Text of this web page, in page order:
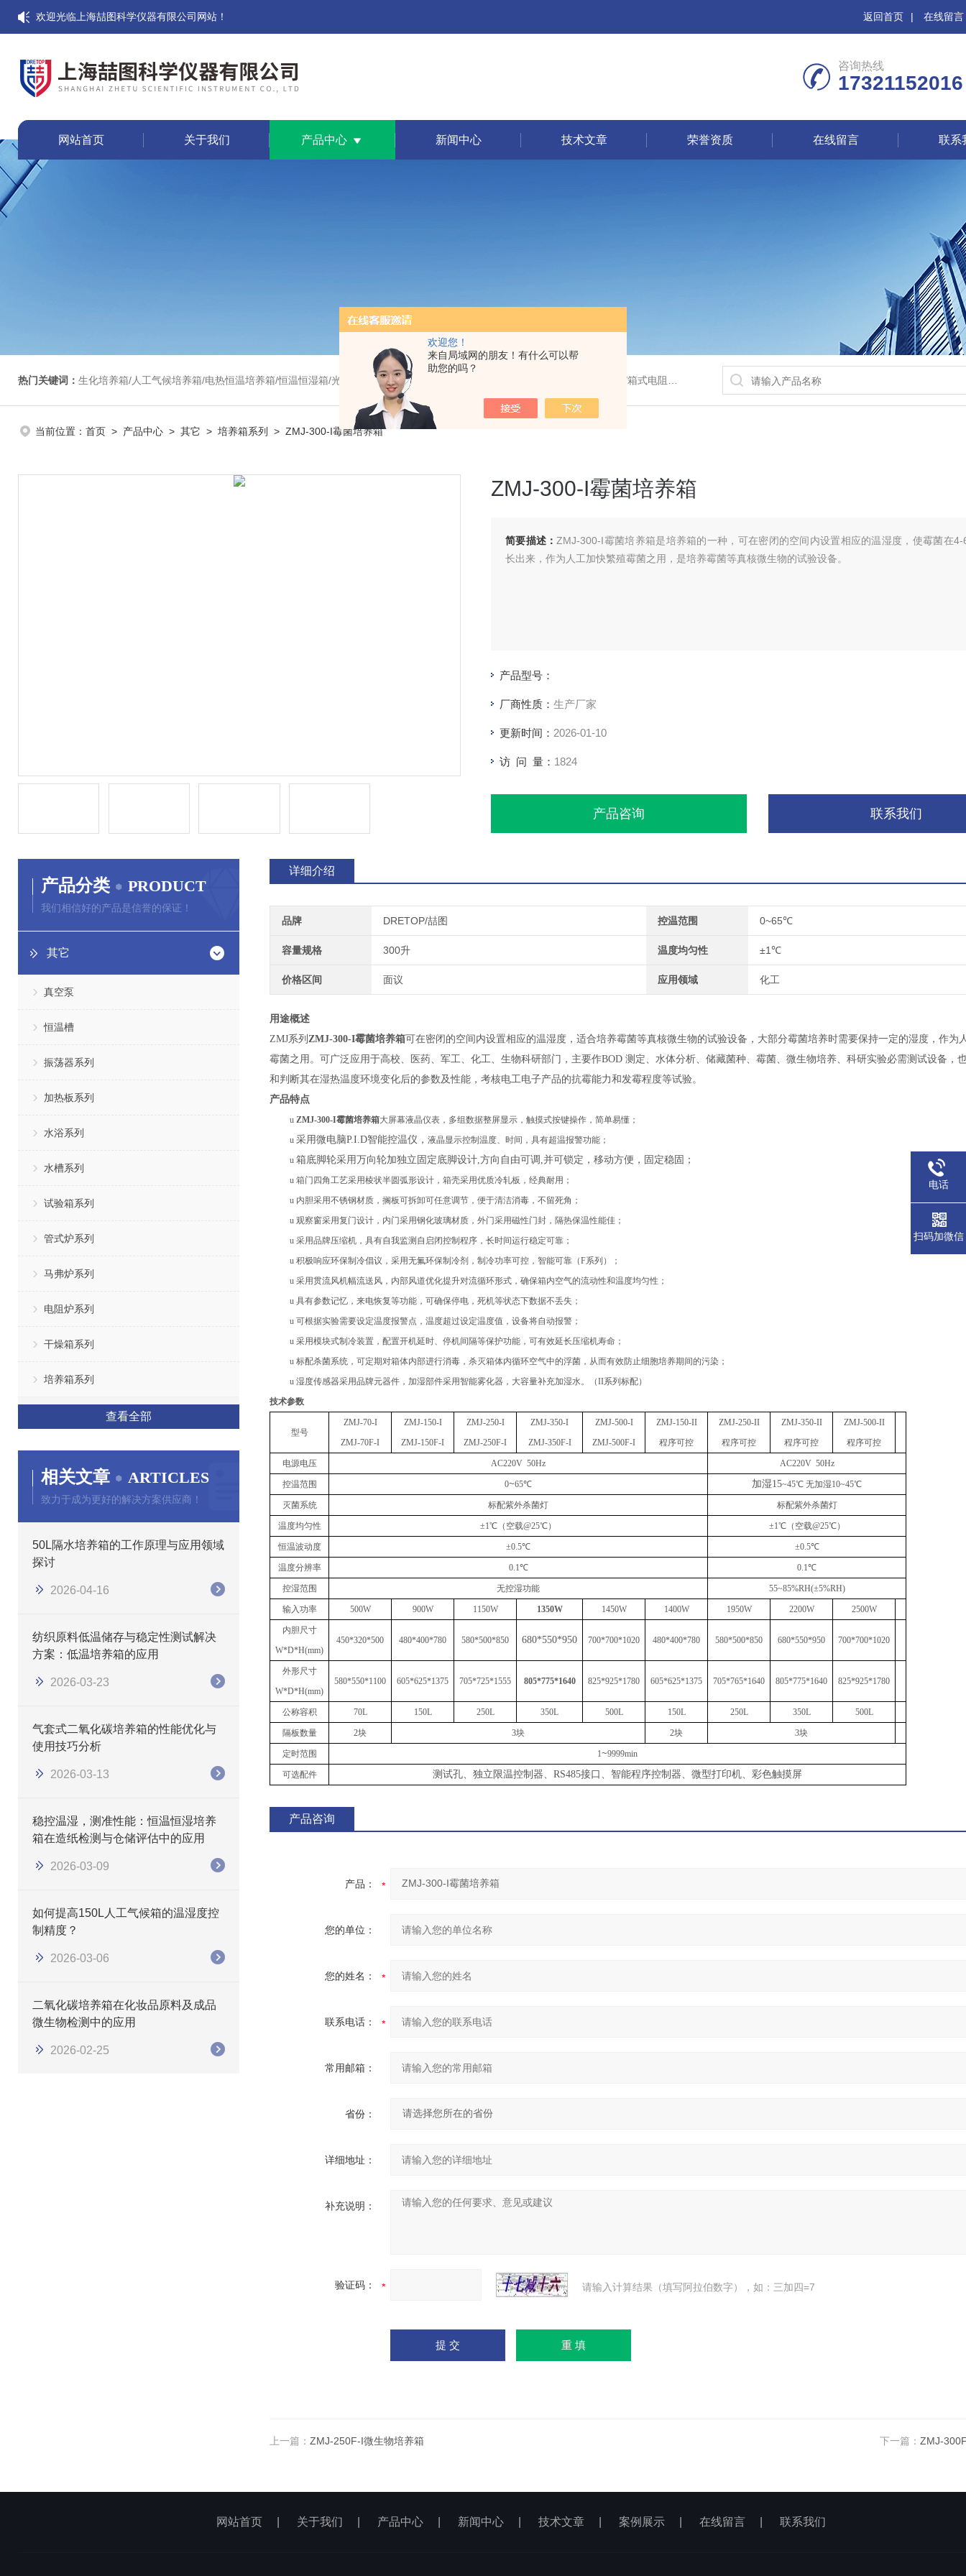
欢迎您！
来自局域网的朋友！有什么可以帮
助您的吗？
欢迎光临上海喆图科学仪器有限公司网站！ 返回首页 | 在线留言
咨询热线
17321152016
网站首页 关于我们 产品中心 新闻中心 技术文章 荣誉资质 在线留言 联系
热门关键词： 生化培养箱/人工气候培养箱/电热恒温培养箱/恒温恒湿箱/光照培养箱/二氧化碳培养箱等/恒温干燥箱/真空干燥箱/高温烘箱等/箱式电阻炉/陶瓷纤维马弗炉/高温马弗炉/管式炉/气氛炉/试验箱/摇床/振荡器/水槽/水浴锅等
当前位置： 首页 > 产品中心 > 其它 > 培养箱系列 > ZMJ-300-I霉菌培养箱
ZMJ-300-I霉菌培养箱
简要描述： ZMJ-300-I霉菌培养箱是培养箱的一种，可在密闭的空间内设置相应的温湿度，使霉菌在4-
长出来，作为人工加快繁殖霉菌之用，是培养霉菌等真核微生物的试验设备。
产品型号：
厂商性质： 生产厂家
更新时间： 2026-01-10
访 问 量： 1824
产品咨询 联系我们
产品分类 PRODUCT
我们相信好的产品是信誉的保证！
其它
真空泵
恒温槽
振荡器系列
加热板系列
水浴系列
水槽系列
试验箱系列
管式炉系列
马弗炉系列
电阻炉系列
干燥箱系列
培养箱系列
查看全部
相关文章 ARTICLES
致力于成为更好的解决方案供应商！
50L隔水培养箱的工作原理与应用领域
探讨
2026-04-16
纺织原料低温储存与稳定性测试解决
方案：低温培养箱的应用
2026-03-23
气套式二氧化碳培养箱的性能优化与
使用技巧分析
2026-03-13
稳控温湿，测准性能：恒温恒湿培养
箱在造纸检测与仓储评估中的应用
2026-03-09
如何提高150L人工气候箱的温湿度控
制精度？
2026-03-06
二氧化碳培养箱在化妆品原料及成品
微生物检测中的应用
2026-02-25
详细介绍
品牌 DRETOP/喆图 控温范围 0~65℃
容量规格 300升 温度均匀性 ±1℃
价格区间 面议 应用领域 化工
用途概述
ZMJ系列 ZMJ-300-I霉菌培养箱可在密闭的空间内设置相应的温湿度，适合培养霉菌等真核微生物的试验设备，大部分霉菌培养时需要保持一定的湿度，作为
霉菌之用。可广泛应用于高校、医药、军工、化工、生物科研部门，主要作BOD 测定、水体分析、储藏菌种、霉菌、微生物培养、科研实验必需测试设备，
和判断其在湿热温度环境变化后的参数及性能，考核电工电子产品的抗霉能力和发霉程度等试验。
产品特点
u ZMJ-300-I霉菌培养箱大屏幕液晶仪表，多组数据整屏显示， 触摸式按键操作，简单易懂；
u 采用微电脑P.I.D智能控温仪， 液晶显示控制温度、 时间 ，具有超温报警功能；
u 箱底脚轮采用万向轮加独立固定底脚设计,方向自由可调,并可锁定，移动方便，固定稳固；
u 箱门 四角工艺采用棱状半圆弧形设计 ， 箱壳采用优质冷轧板， 经典耐用 ；
u 内胆采用不锈钢材质 ， 搁板可拆卸可任意调节 ， 便于清洁消毒 ， 不留死角 ；
u 观察窗采用复门设计，内门采用钢化玻璃材质，外门采用磁性门封，隔热保温性能佳；
u 采用品牌压缩机，具有自我监测自启闭控制程序，长时间运行稳定可靠；
u 积极响应环保制冷倡议，采用无氟环保制冷剂，制冷功率可控，智能可靠 （F系列）
；
u 采用贯流风机幅流送风，内部风道优化提升对流循环形式，确保箱内空气的流动性和温度均匀性；
u 具有参数记忆，来电恢复等功能 ， 可确保停电，死机等状态下数据不丢失 ；
u 可根据实验需要设定温度报警点，温度超过设定温度值 ， 设备将自动报警；
u 采用模块式制冷装置，配置开机延时、停机间隔等保护功能，可有效延长压缩机寿命；
u 标配杀菌系统，可定期对箱体内部进行消毒，杀灭箱体内循环空气中的浮菌，从而有效防止细胞培养期间的污染；
u 湿度传感器采用品牌元器件，加湿部件采用智能雾化器，大容量补充加湿水。 （II系列标配）
技术参数
型号
ZMJ-70-I
ZMJ-70F-I
ZMJ-150-I
ZMJ-150F-I
ZMJ-250-I
ZMJ-250F-I
ZMJ-350-I
ZMJ-350F-I
ZMJ-500-I
ZMJ-500F-I
ZMJ-150-II
程序可控
ZMJ-250-II
程序可控
ZMJ-350-II
程序可控
ZMJ-500-II
程序可控
电源电压 AC220V 50Hz AC220V 50Hz
控温范围 0~65℃ 加湿15~45℃ 无加湿10~45℃
灭菌系统 标配紫外杀菌灯 标配紫外杀菌灯
温度均匀性 ±1℃ （ 空载@25℃） ±1℃（ 空载@25℃）
恒温波动度 ±0.5℃ ±0.5℃
温度分辨率 0.1℃ 0.1℃
控湿范围 无控湿功能 55~85%RH(±5%RH)
输入功率 500W 900W 1150W 1350W 1450W 1400W 1950W 2200W 2500W
内胆尺寸
W*D*H(mm)
450*320*500 480*400*780 580*500*850 680*550*950 700*700*1020 480*400*780 580*500*850 680*550*950 700*700*1020
外形尺寸
W*D*H(mm)
580*550*1100 605*625*1375 705*725*1555 805*775*1640 825*925*1780 605*625*1375 705*765*1640 805*775*1640 825*925*1780
公称容积 70L 150L 250L 350L 500L 150L 250L 350L 500L
隔板数量 2块 3块 2块 3块
定时范围 1~9999min
可选配件 测试孔、独立限温控制器、 RS485接口、智能程序控制器、微型打印机、彩色触摸屏
产品咨询
产品：
您的单位：
您的姓名：
联系电话：
常用邮箱：
省份：
详细地址：
补充说明：
验证码： 请输入计算结果（填写阿拉伯数字），如：三加四=7
上一篇： ZMJ-250F-I微生物培养箱 下一篇： ZMJ-
网站首页 关于我们 产品中心 新闻中心 技术文章 案例展示 在线留言 联系我们
电话
扫码加微信